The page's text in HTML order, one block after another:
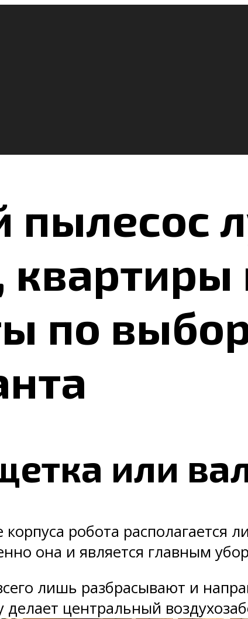
пылесос
по
или
робота располагается
она и является главным
лишь разбрасывают и
делает центральный